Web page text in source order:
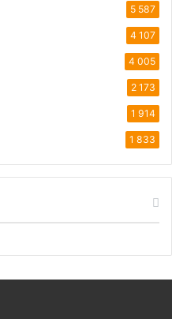
5 587
4 107
4 005
2 173
1 914
1 833